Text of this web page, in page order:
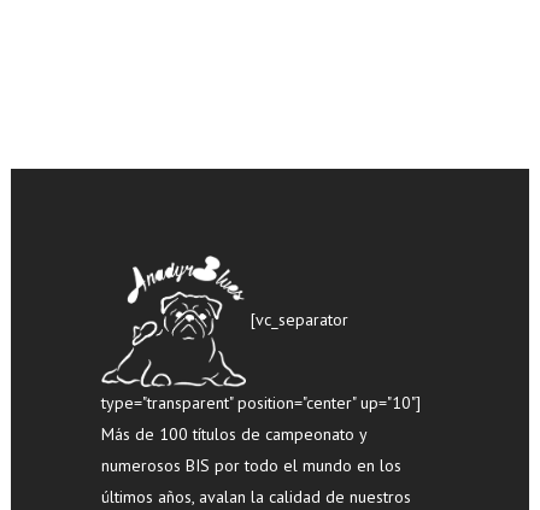
[vc_separator
type="transparent" position="center" up="10"]
Más de 100 títulos de campeonato y
numerosos BIS por todo el mundo en los
últimos años, avalan la calidad de nuestros